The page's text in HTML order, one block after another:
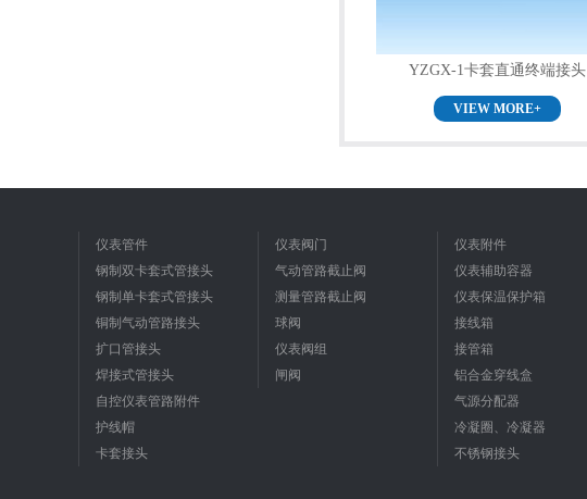
YZGX-1卡套直通终端接头
VIEW MORE+
仪表管件
钢制双卡套式管接头
钢制单卡套式管接头
铜制气动管路接头
扩口管接头
焊接式管接头
自控仪表管路附件
护线帽
卡套接头
仪表阀门
气动管路截止阀
测量管路截止阀
球阀
仪表阀组
闸阀
仪表附件
仪表辅助容器
仪表保温保护箱
接线箱
接管箱
铝合金穿线盒
气源分配器
冷凝圈、冷凝器
不锈钢接头